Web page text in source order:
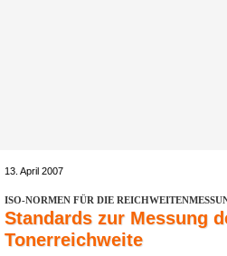
13. April 2007
ISO-NORMEN FÜR DIE
Standards zur Messung
Tonerreichweite